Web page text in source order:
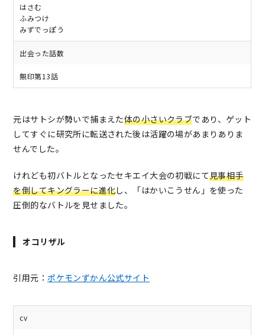
はさむ
ふみつけ
みずでっぽう
出会った話数
無印第13話
元はサトシが勢いで捕まえた体の小さいクラブであり、ゲット
してすぐに研究所に転送された後は活躍の場があまりありま
せんでした。
けれども初バトルとなったセキエイ大会の初戦にて見事相手
を倒してキングラーに進化し、「はかいこうせん」を使った
圧倒的なバトルを見せました。
オコリザル
引用元：ポケモンずかん公式サイト
cv